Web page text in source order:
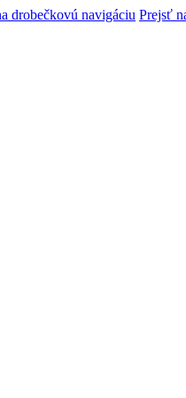
drobečkovú navigáciu Prejsť